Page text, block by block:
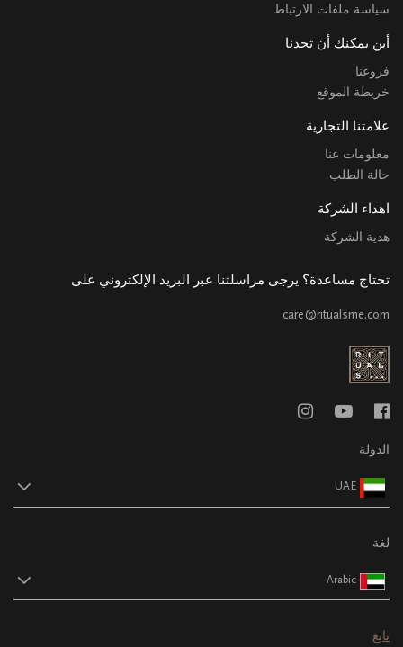
سياسة ملفات الارتباط
أين يمكنك أن تجدنا
فروعنا
خريطة الموقع
علامتنا التجارية
معلومات عنا
حالة الطلب
اهداء الشركة
هدية الشركة
تحتاج مساعدة؟ يرجى مراسلتنا عبر البريد الإلكتروني على
care@ritualsme.com
الدولة
UAE
لغة
Arabic
تابع